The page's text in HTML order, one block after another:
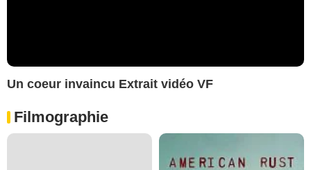
Un coeur invaincu Extrait vidéo VF
Filmographie